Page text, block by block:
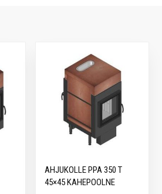
AHJUKOLLE PPA 350 T
45×45 KAHEPOOLNE